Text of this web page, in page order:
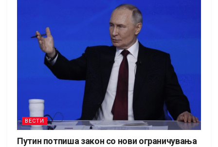
ВЕСТИ
Путин потпиша закон со нови ограничувања